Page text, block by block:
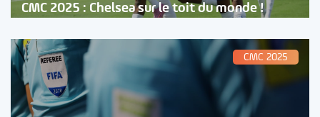
CMC 2025 : Chelsea sur le toit du monde !
CMC 2025